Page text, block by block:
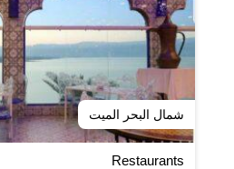
شمال البحر الميت
Restaurants